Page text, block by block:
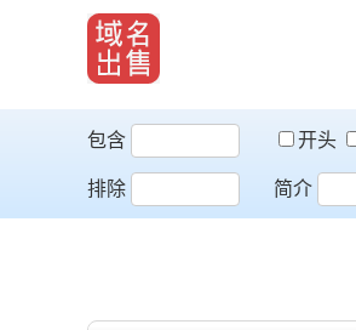
包含 开头
排除
简介